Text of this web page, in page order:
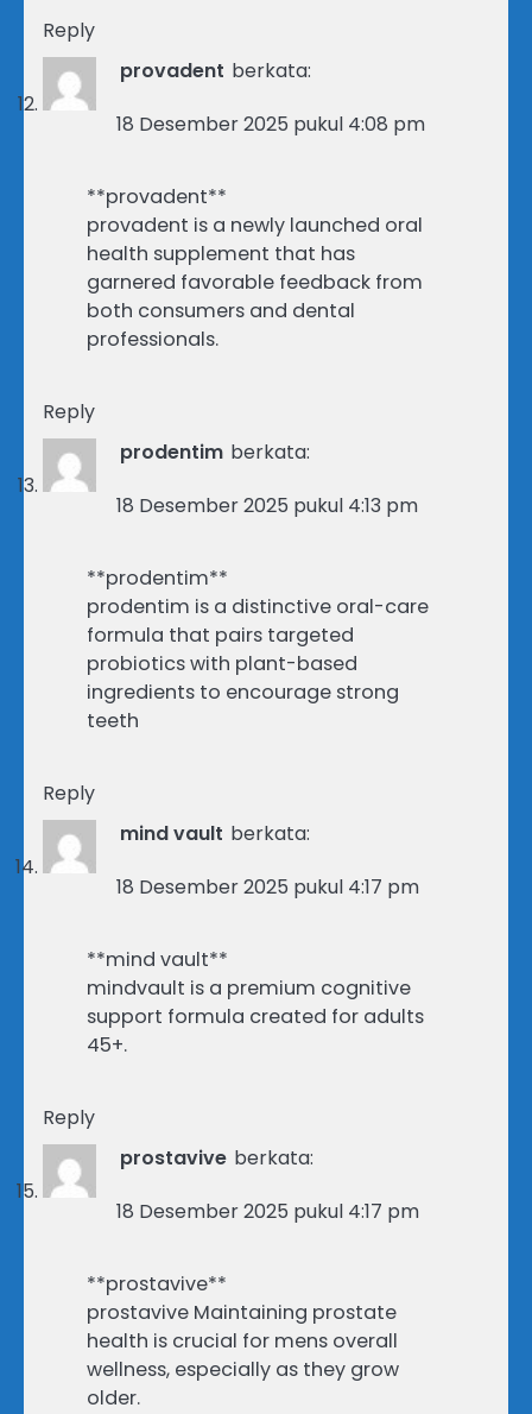
Reply
provadent berkata:
18 Desember 2025 pukul 4:08 pm
**provadent**
provadent is a newly launched oral
health supplement that has
garnered favorable feedback from
both consumers and dental
professionals.
Reply
prodentim berkata:
18 Desember 2025 pukul 4:13 pm
**prodentim**
prodentim is a distinctive oral-care
formula that pairs targeted
probiotics with plant-based
ingredients to encourage strong
teeth
Reply
mind vault berkata:
18 Desember 2025 pukul 4:17 pm
**mind vault**
mindvault is a premium cognitive
support formula created for adults
45+.
Reply
prostavive berkata:
18 Desember 2025 pukul 4:17 pm
**prostavive**
prostavive Maintaining prostate
health is crucial for mens overall
wellness, especially as they grow
older.